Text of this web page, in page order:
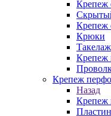
Крепеж
Крепеж
Крюки
Такелаж
Крепеж
Крепеж
Назад
Крепеж